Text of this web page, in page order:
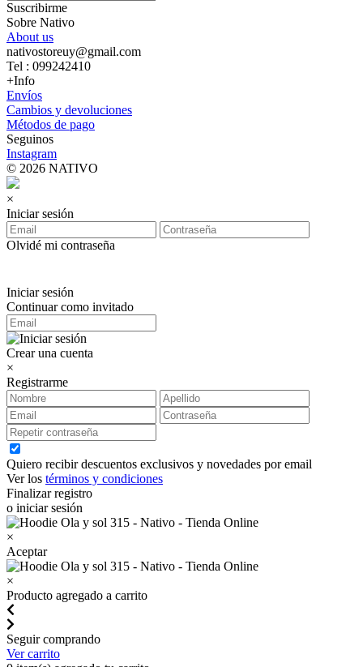
Suscribirme
Sobre Nativo
About us
nativostoreuy@gmail.com
Tel : 099242410
+Info
Envíos
Cambios y devoluciones
Métodos de pago
Seguinos
Instagram
© 2026 NATIVO
×
Iniciar sesión
Olvidé mi contraseña
Iniciar sesión
Continuar como invitado
Crear una cuenta
×
Registrarme
Quiero recibir descuentos exclusivos y novedades por email
Ver los términos y condiciones
Finalizar registro
o iniciar sesión
×
Aceptar
×
Producto agregado a carrito
Seguir comprando
Ver carrito